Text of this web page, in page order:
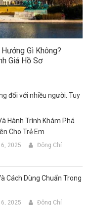
Gì Không?
Giá Hồ Sơ
đối với nhiều người. Tuy
Hành Trình Khám Phá
Cho Trẻ Em
2025 Đông Chí
Cách Dùng Chuẩn Trong
2025 Đông Chí